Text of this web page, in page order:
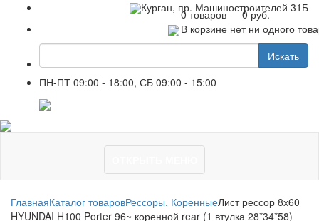
Курган, пр. Машиностроителей 31Б
Искать
ПН-ПТ 09:00 - 18:00, СБ 09:00 - 15:00
0 товаров — 0 руб.
В корзине нет ни одного
ГлавнаяКаталог товаровРессоры. КоренныеЛист рессор 8х60
HYUNDAI H100 Porter 96~ коренной rear (1 втулка 28*34*58)